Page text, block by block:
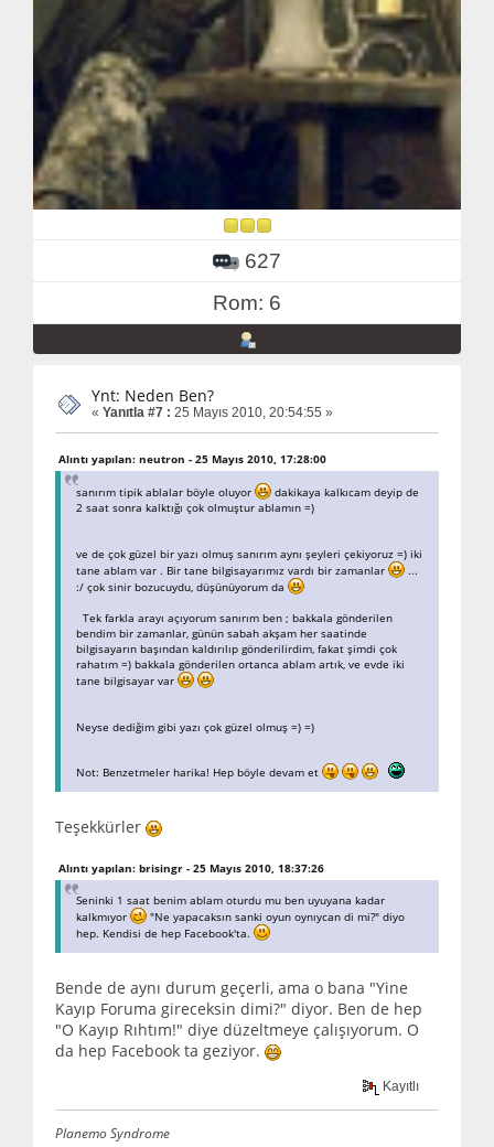
627
Rom: 6
Ynt: Neden Ben?
« Yanıtla #7 : 25 Mayıs 2010, 20:54:55 »
Alıntı yapılan: neutron - 25 Mayıs 2010, 17:28:00
sanırım tipik ablalar böyle oluyor
dakikaya kalkıcam deyip de
2 saat sonra kalktığı çok olmuştur ablamın =)
ve de çok güzel bir yazı olmuş sanırım aynı şeyleri çekiyoruz =) iki
tane ablam var . Bir tane bilgisayarımız vardı bir zamanlar
...
:/ çok sinir bozucuydu, düşünüyorum da
Tek farkla arayı açıyorum sanırım ben ; bakkala gönderilen
bendim bir zamanlar, günün sabah akşam her saatinde
bilgisayarın başından kaldırılıp gönderilirdim, fakat şimdi çok
rahatım =) bakkala gönderilen ortanca ablam artık, ve evde iki
tane bilgisayar var
Neyse dediğim gibi yazı çok güzel olmuş =) =)
Not: Benzetmeler harika! Hep böyle devam et
Teşekkürler
Alıntı yapılan: brisingr - 25 Mayıs 2010, 18:37:26
Seninki 1 saat benim ablam oturdu mu ben uyuyana kadar
kalkmıyor
"Ne yapacaksın sanki oyun oynıycan di mi?" diyo
hep. Kendisi de hep Facebook'ta.
Bende de aynı durum geçerli, ama o bana "Yine
Kayıp Foruma gireceksin dimi?" diyor. Ben de hep
"O Kayıp Rıhtım!" diye düzeltmeye çalışıyorum. O
da hep Facebook ta geziyor.
Kayıtlı
Planemo Syndrome